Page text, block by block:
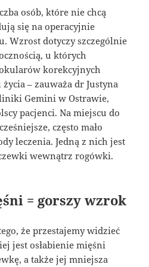
osób, które nie chcą
się na operacyjnie
Wzrost dotyczy szczególnie
u których
korekcyjnych
– zauważa dr Justyna
Gemini w Ostrawie,
pacjenci. Na miejscu do
często mało
leczenia. Jedną z nich jest
wewnątrz rogówki.
= gorszy wzrok
że przestajemy widzieć
jest osłabienie mięśni
a także jej mniejsza